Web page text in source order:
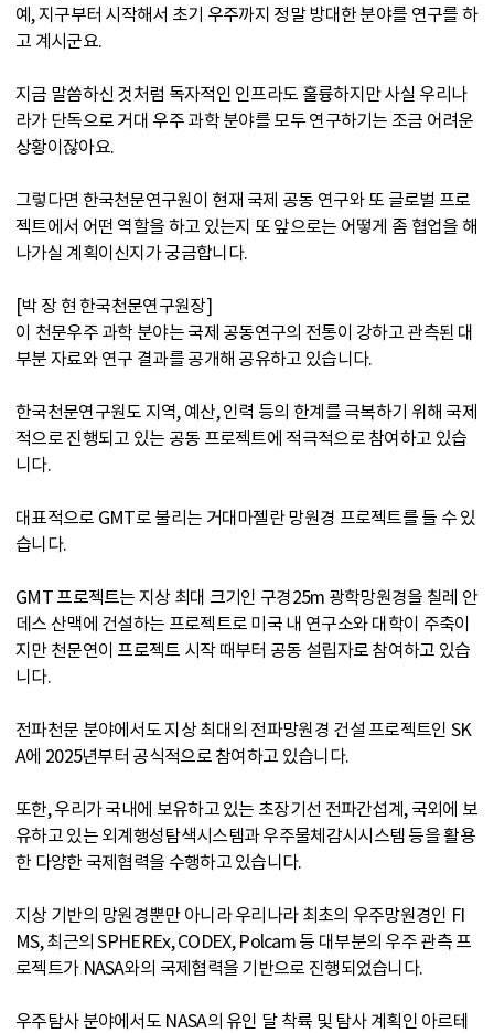
예, 지구부터 시작해서 초기 우주까지 정말 방대한 분야를 연구를 하
고 계시군요.
지금 말씀하신 것처럼 독자적인 인프라도 훌륭하지만 사실 우리나
라가 단독으로 거대 우주 과학 분야를 모두 연구하기는 조금 어려운
상황이잖아요.
그렇다면 한국천문연구원이 현재 국제 공동 연구와 또 글로벌 프로
젝트에서 어떤 역할을 하고 있는지 또 앞으로는 어떻게 좀 협업을 해
나가실 계획이신지가 궁금합니다.
[박 장 현 한국천문연구원장]
이 천문우주 과학 분야는 국제 공동연구의 전통이 강하고 관측된 대
부분 자료와 연구 결과를 공개해 공유하고 있습니다.
한국천문연구원도 지역, 예산, 인력 등의 한계를 극복하기 위해 국제
적으로 진행되고 있는 공동 프로젝트에 적극적으로 참여하고 있습
니다.
대표적으로 GMT로 불리는 거대마젤란 망원경 프로젝트를 들 수 있
습니다.
GMT 프로젝트는 지상 최대 크기인 구경25m 광학망원경을 칠레 안
데스 산맥에 건설하는 프로젝트로 미국 내 연구소와 대학이 주축이
지만 천문연이 프로젝트 시작 때부터 공동 설립자로 참여하고 있습
니다.
전파천문 분야에서도 지상 최대의 전파망원경 건설 프로젝트인 SK
A에 2025년부터 공식적으로 참여하고 있습니다.
또한, 우리가 국내에 보유하고 있는 초장기선 전파간섭계, 국외에 보
유하고 있는 외계행성탐색시스템과 우주물체감시시스템 등을 활용
한 다양한 국제협력을 수행하고 있습니다.
지상 기반의 망원경뿐만 아니라 우리나라 최초의 우주망원경인 FI
MS, 최근의 SPHEREx, CODEX, Polcam 등 대부분의 우주 관측 프
로젝트가 NASA와의 국제협력을 기반으로 진행되었습니다.
우주탐사 분야에서도 NASA의 유인 달 착륙 및 탐사 계획인 아르테